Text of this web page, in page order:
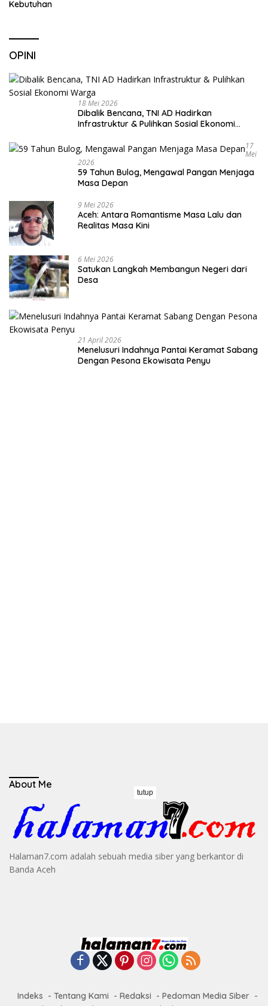
Kebutuhan
OPINI
18 Mei 2026
Dibalik Bencana, TNI AD Hadirkan
Infrastruktur & Pulihkan Sosial Ekonomi
17
Mei
2026
59 Tahun Bulog, Mengawal Pangan Menjaga
Masa Depan
9 Mei 2026
Aceh: Antara Romantisme Masa Lalu dan
Realitas Masa Kini
6 Mei 2026
Satukan Langkah Membangun Negeri dari
Desa
21 April 2026
Menelusuri Indahnya Pantai Keramat Sabang
Dengan Pesona Ekowisata Penyu
About Me
Halaman7.com adalah sebuah media siber yang berkantor di
Banda Aceh
Indeks Tentang Kami Redaksi
Pedoman Media Siber
tutup